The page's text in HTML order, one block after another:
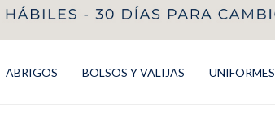
ABRIGOS BOLSOS Y VALIJAS UNIFORMES